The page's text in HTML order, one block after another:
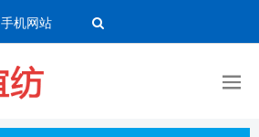
手机网站